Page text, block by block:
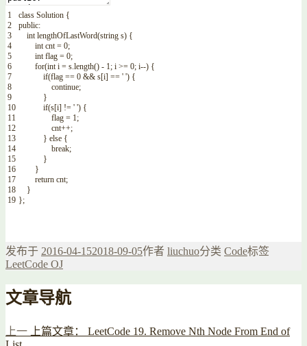
1
2
3
4
5
6
7
8
9
10
11
12
13
14
15
16
17
18
19
class Solution {
public:
int lengthOfLastWord(string s) {
int cnt = 0;
int flag = 0;
for(int i = s.length() - 1; i >= 0; i--) {
if(flag == 0 && s[i] == ' ') {
continue;
}
if(s[i] != ' ') {
flag = 1;
cnt++;
} else {
break;
}
}
return cnt;
}
};
发布于 2016-04-152018-09-05作者 liuchuo分类 Code标签
LeetCode OJ
文章导航
上一 上篇文章：
LeetCode 19. Remove Nth Node From End of